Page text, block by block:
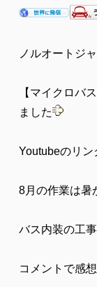
ノルオートジ
【マイクロバ
ました
Youtubeのリン
8月の作業は暑
バス内装の工
コメントで感